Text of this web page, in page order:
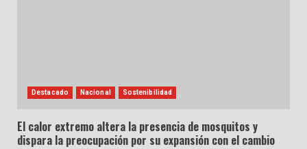
Destacado Nacional Sostenibilidad
El calor extremo altera la presencia de mosquitos y
dispara la preocupación por su expansión con el cambio